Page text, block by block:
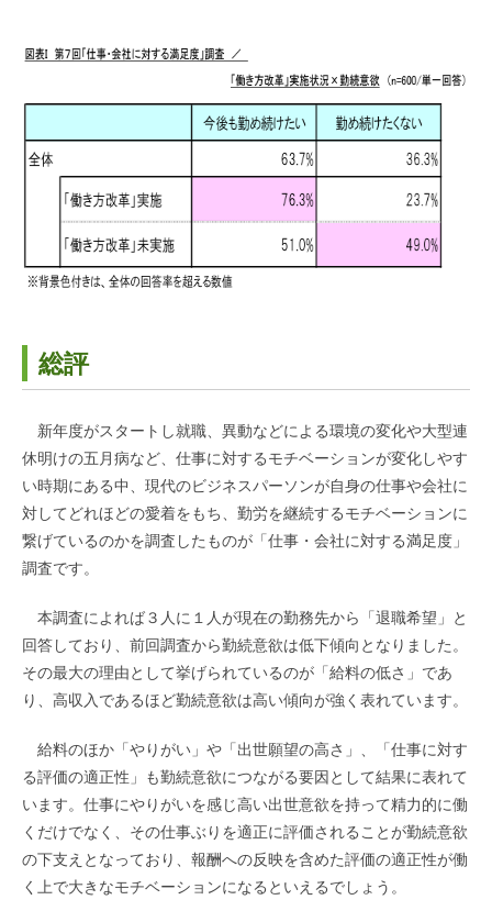
総評
新年度がスタートし就職、異動などによる環境の変化や大型連
休明けの五月病など、仕事に対するモチベーションが変化しやす
い時期にある中、現代のビジネスパーソンが自身の仕事や会社に
対してどれほどの愛着をもち、勤労を継続するモチベーションに
繋げているのかを調査したものが「仕事・会社に対する満足度」
調査です。
本調査によれば３人に１人が現在の勤務先から「退職希望」と
回答しており、前回調査から勤続意欲は低下傾向となりました。
その最大の理由として挙げられているのが「給料の低さ」であ
り、高収入であるほど勤続意欲は高い傾向が強く表れています。
給料のほか「やりがい」や「出世願望の高さ」、「仕事に対す
る評価の適正性」も勤続意欲につながる要因として結果に表れて
います。仕事にやりがいを感じ高い出世意欲を持って精力的に働
くだけでなく、その仕事ぶりを適正に評価されることが勤続意欲
の下支えとなっており、報酬への反映を含めた評価の適正性が働
く上で大きなモチベーションになるといえるでしょう。